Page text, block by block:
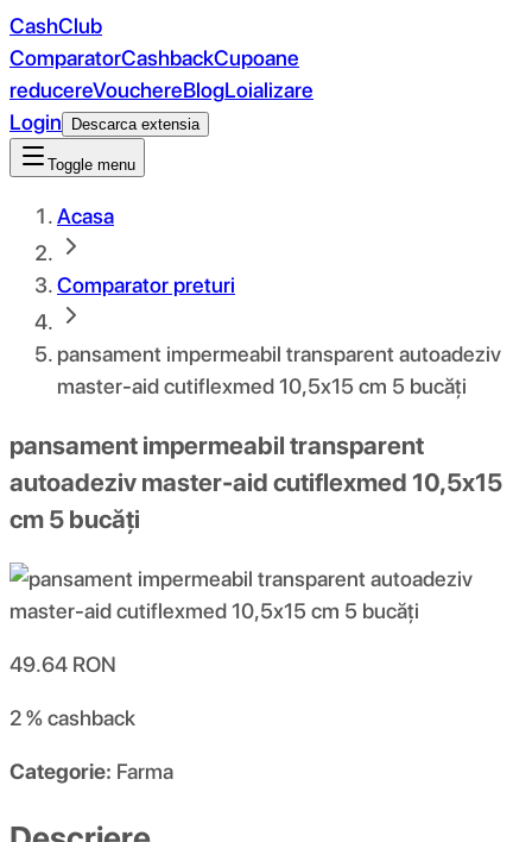
CashClub
ComparatorCashbackCupoane
reducereVouchereBlogLoializare
Login
Descarca extensia
Toggle menu
Acasa
Comparator preturi
pansament impermeabil transparent autoadeziv
master-aid cutiflexmed 10,5x15 cm 5 bucăți
pansament impermeabil transparent
autoadeziv master-aid cutiflexmed 10,5x15
cm 5 bucăți
49.64 RON
2 %cashback
Categorie: Farma